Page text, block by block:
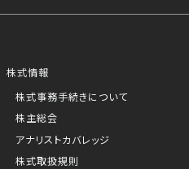
株式情報
株式事務手続きについて
株主総会
アナリストカバレッジ
株式取扱規則